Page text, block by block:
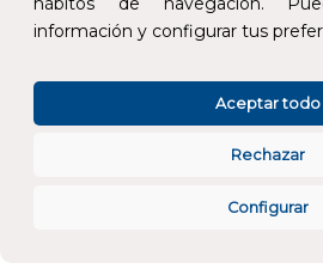
información y configurar tus
Configurar
Rechazar
Aceptar todo